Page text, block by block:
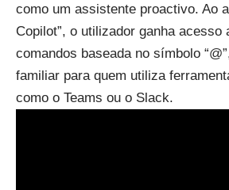
como um assistente proactivo. Ao
Copilot”, o utilizador ganha acesso
comandos baseada no símbolo
familiar para quem utiliza
como o Teams ou o Slack.